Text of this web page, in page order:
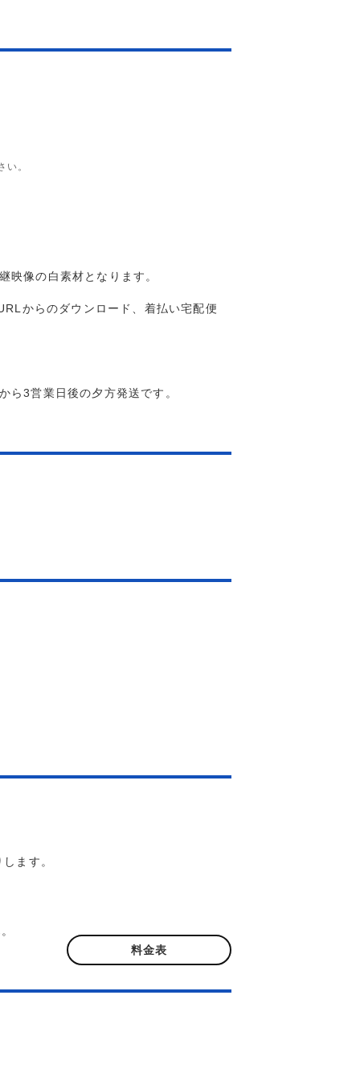
。
映像の白素材となります。
からのダウンロード、着払い宅配便
ら3営業日後の夕方発送です。
ます。
料金表